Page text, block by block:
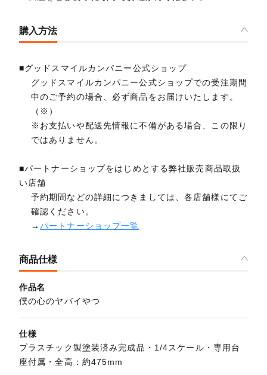
購入方法
■グッドスマイルカンパニー公式ショップ
グッドスマイルカンパニー公式ショップでの受注期間
中のご予約の場合、必ず商品をお届けいたします。
（※）
※お支払いや配送先情報に不備がある場合、この限り
ではありません。
■パートナーショップをはじめとする弊社販売商品取扱
い店舗
予約期間などの詳細につきましては、各店舗様にてご
確認ください。
→パートナーショップ一覧
商品仕様
作品名
僕の心のヤバイやつ
仕様
プラスチック製塗装済み完成品・1/4スケール・専用台
座付属・全高：約475mm